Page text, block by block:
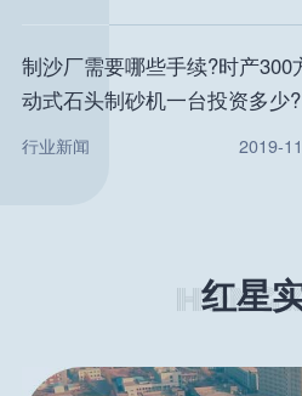
制沙厂需要哪些手续?时产300
动式石头制砂机一台投资多少?
行业新闻 2019-
红星